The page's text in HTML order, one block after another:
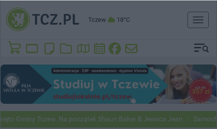
Tczew 18°C
Toggle
Gminy Tczew. Na początek Shaun Baker & Jessica Jean